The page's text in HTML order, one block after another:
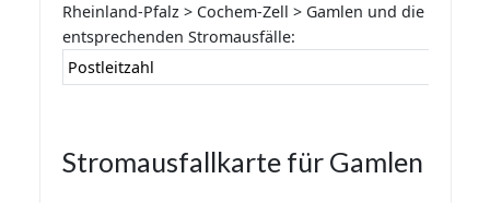
Rheinland-Pfalz > Cochem-Zell > Gamlen und die
entsprechenden Stromausfälle:
Postleitzahl
Stromausfallkarte für Gamlen